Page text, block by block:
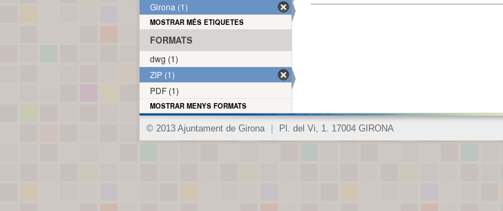
Girona (1)
MOSTRAR MÉS ETIQUETES
FORMATS
dwg (1)
ZIP (1)
PDF (1)
MOSTRAR MENYS FORMATS
© 2013 Ajuntament de Girona Pl. del Vi, 1. 17004 GIRONA